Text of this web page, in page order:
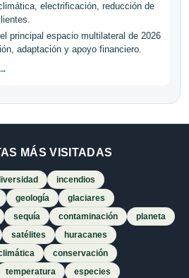
electrificación, reducción de
principal espacio multilateral de 2026
adaptación y apoyo financiero.
MÁS VISITADAS
incendios
geología
glaciares
sequía contaminación
planeta
satélites
huracanes
conservación
temperatura especies